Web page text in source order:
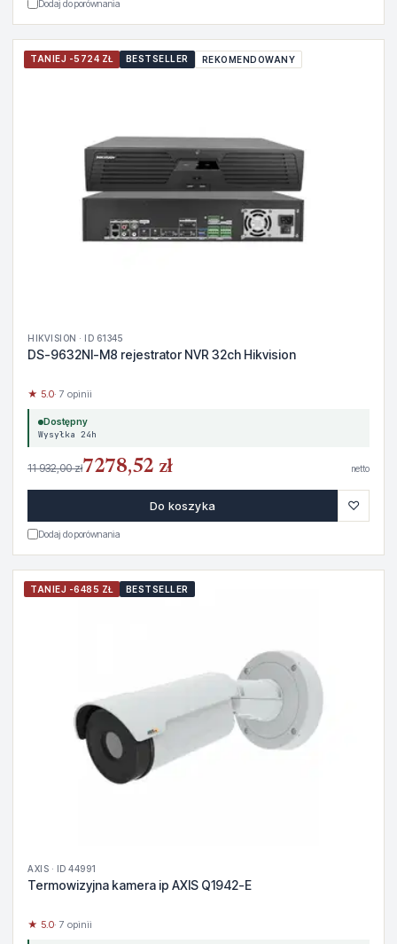
Dodaj do porównania
TANIEJ -5724 ZŁ BESTSELLER REKOMENDOWANY
HIKVISION · ID 61345
DS-9632NI-M8 rejestrator NVR 32ch Hikvision
★ 5.0· 7 opinii
Dostępny
Wysyłka 24h
11 932,00 zł7278,52 zł netto
Do koszyka ♡
Dodaj do porównania
TANIEJ -6485 ZŁ BESTSELLER
AXIS · ID 44991
Termowizyjna kamera ip AXIS Q1942-E
★ 5.0· 7 opinii